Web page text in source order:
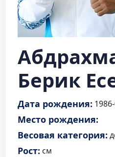
Берик
Дата рождения:
Место рождения:
Весовая категория:
Рост: см